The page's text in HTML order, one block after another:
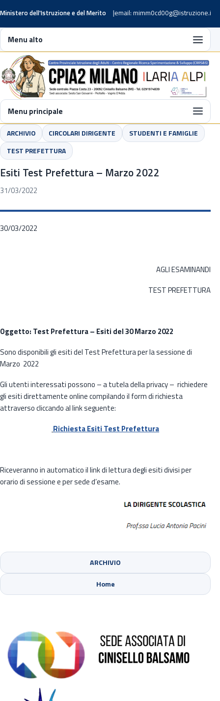
Ministero dell'Istruzione e del Merito email: mimm0cd00g@istruzione.it
Menu alto
Menu principale
ARCHIVIO CIRCOLARI DIRIGENTE
STUDENTI E FAMIGLIE
TEST PREFETTURA
Esiti Test Prefettura – Marzo 2022
31/03/2022
30/03/2022
AGLI ESAMINANDI
TEST PREFETTURA
Oggetto: Test Prefettura – Esiti del 30 Marzo 2022
Sono disponibili gli esiti del Test Prefettura per la sessione di
Marzo 2022
Gli utenti interessati possono – a tutela della privacy – richiedere
gli esiti direttamente online compilando il form di richiesta
attraverso cliccando al link seguente:
Richiesta Esiti Test Prefettura
Riceveranno in automatico il link di lettura degli esiti divisi per
orario di sessione e per sede d’esame.
ARCHIVIO
Home
Sede di Cinisello Balsamo
Sede di Sesto San Giovanni